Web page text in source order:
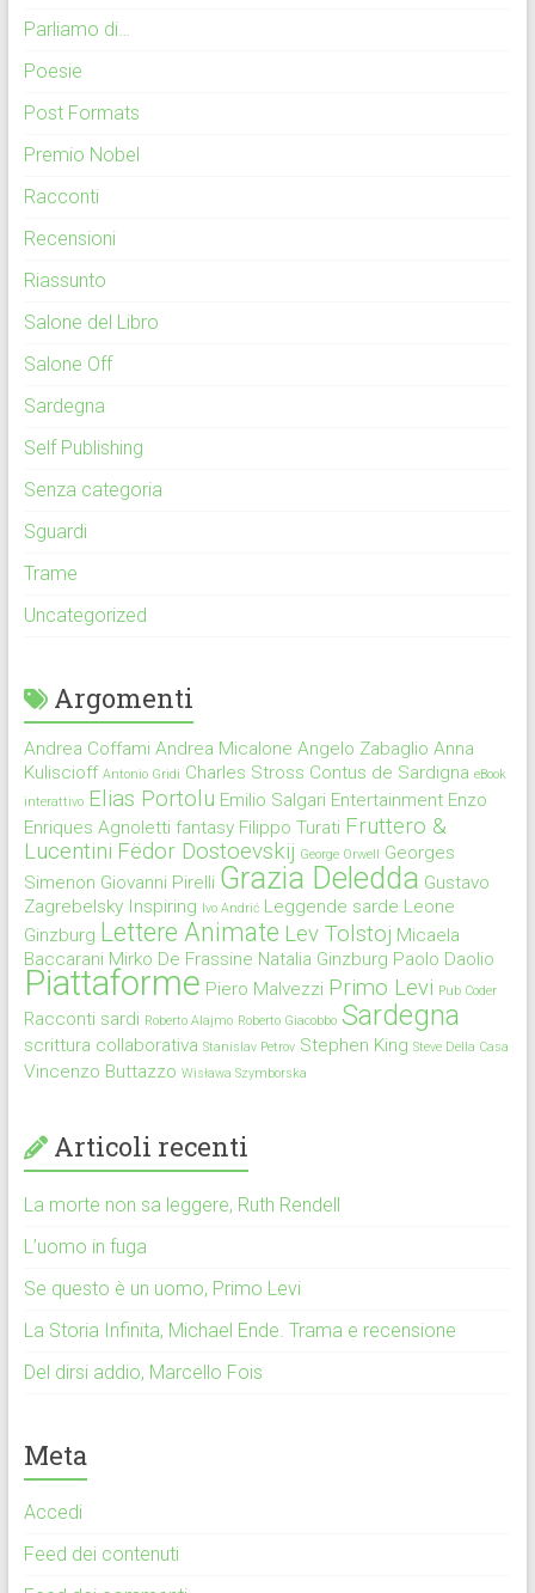
Parliamo di…
Poesie
Post Formats
Premio Nobel
Racconti
Recensioni
Riassunto
Salone del Libro
Salone Off
Sardegna
Self Publishing
Senza categoria
Sguardi
Trame
Uncategorized
Argomenti
Andrea Coffami Andrea Micalone Angelo Zabaglio Anna
Kuliscioff Antonio Gridi Charles Stross Contus de Sardigna eBook
interattivo Elias Portolu Emilio Salgari Entertainment Enzo
Enriques Agnoletti fantasy Filippo Turati Fruttero &
Lucentini Fëdor Dostoevskij George Orwell Georges
Simenon Giovanni Pirelli Grazia Deledda Gustavo
Zagrebelsky Inspiring Ivo Andrić Leggende sarde Leone
Ginzburg Lettere Animate Lev Tolstoj Micaela
Baccarani Mirko De Frassine Natalia Ginzburg Paolo Daolio
Piattaforme Piero Malvezzi Primo Levi Pub Coder
Racconti sardi Roberto Alajmo Roberto Giacobbo Sardegna
scrittura collaborativa Stanislav Petrov Stephen King Steve Della Casa
Vincenzo Buttazzo Wisława Szymborska
Articoli recenti
La morte non sa leggere, Ruth Rendell
L’uomo in fuga
Se questo è un uomo, Primo Levi
La Storia Infinita, Michael Ende. Trama e recensione
Del dirsi addio, Marcello Fois
Meta
Accedi
Feed dei contenuti